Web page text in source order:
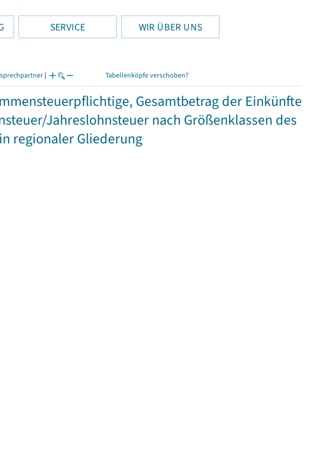
SERVICE WIR ÜBER UNS
| Tabellenköpfe verschoben?
Gesamtbetrag der Einkünfte
Jahreslohnsteuer nach Größenklassen des
regionaler Gliederung